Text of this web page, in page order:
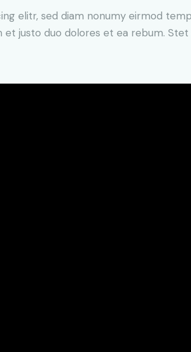
elitr, sed diam nonumy eirmod
justo duo dolores et ea rebum.